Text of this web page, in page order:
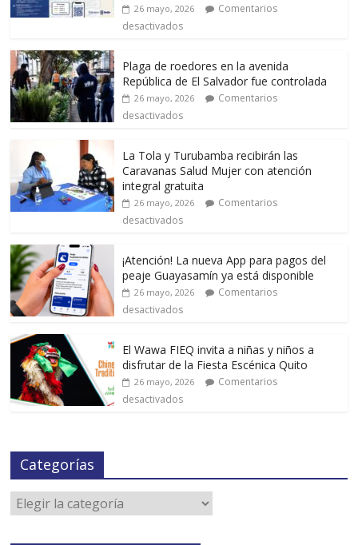
26 mayo, 2026
Comentarios
desactivados
Plaga de roedores en la avenida
República de El Salvador fue controlada
26 mayo, 2026
Comentarios
desactivados
La Tola y Turubamba recibirán las
Caravanas Salud Mujer con atención
integral gratuita
26 mayo, 2026
Comentarios
desactivados
¡Atención! La nueva App para pagos del
peaje Guayasamín ya está disponible
26 mayo, 2026
Comentarios
desactivados
El Wawa FIEQ invita a niñas y niños a
disfrutar de la Fiesta Escénica Quito
26 mayo, 2026
Comentarios
desactivados
Categorías